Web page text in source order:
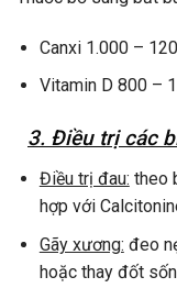
Canxi 1.000 –
Vitamin D 800 –
3. Điều trị các
Điều trị đau: theo
hợp với
Gãy xương: đeo
hoặc thay đốt